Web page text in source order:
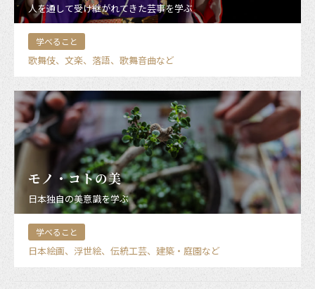
人を通して受け継がれてきた芸事を学ぶ
学べること
歌舞伎、文楽、落語、歌舞音曲など
モノ・コトの美
日本独自の美意識を学ぶ
学べること
日本絵画、浮世絵、伝統工芸、建築・庭園など